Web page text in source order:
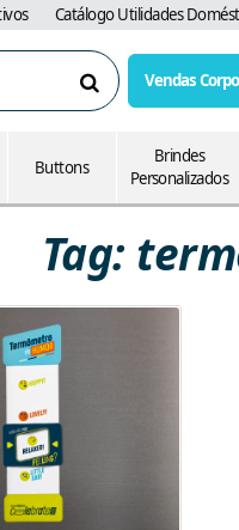
Catálogo Utilidades
Pesquisar
Vendas
Buttons
Brindes
Personalizados
Tag: